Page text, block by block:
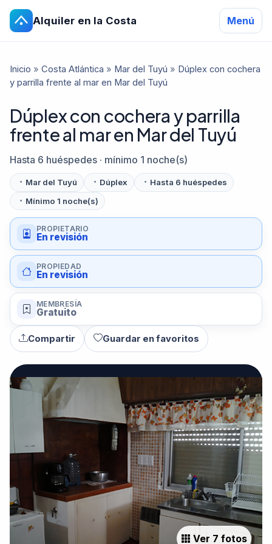
Alquiler en la Costa Menú
Inicio » Costa Atlántica » Mar del Tuyú » Dúplex con cochera
y parrilla frente al mar en Mar del Tuyú
Dúplex con cochera y parrilla
frente al mar en Mar del Tuyú
Hasta 6 huéspedes · mínimo 1 noche(s)
Mar del Tuyú Dúplex
Hasta 6 huéspedes
Mínimo 1 noche(s)
PROPIETARIO
En revisión
PROPIEDAD
En revisión
MEMBRESÍA
Gratuito
Compartir Guardar en favoritos
Ver 7 fotos